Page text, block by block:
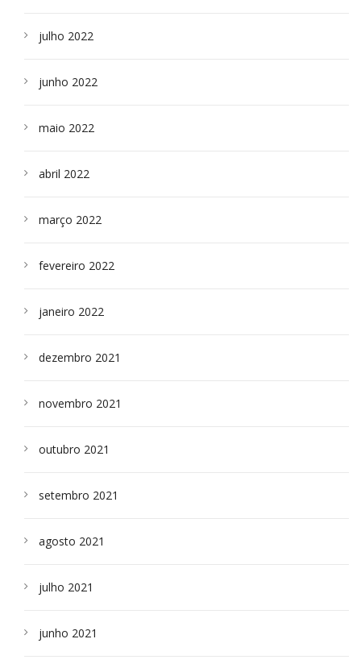
julho 2022
junho 2022
maio 2022
abril 2022
março 2022
fevereiro 2022
janeiro 2022
dezembro 2021
novembro 2021
outubro 2021
setembro 2021
agosto 2021
julho 2021
junho 2021